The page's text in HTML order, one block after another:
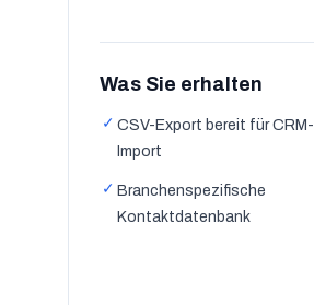
Was Sie erhalten
✓ CSV-Export bereit für CRM-
Import
✓ Branchenspezifische
Kontaktdatenbank